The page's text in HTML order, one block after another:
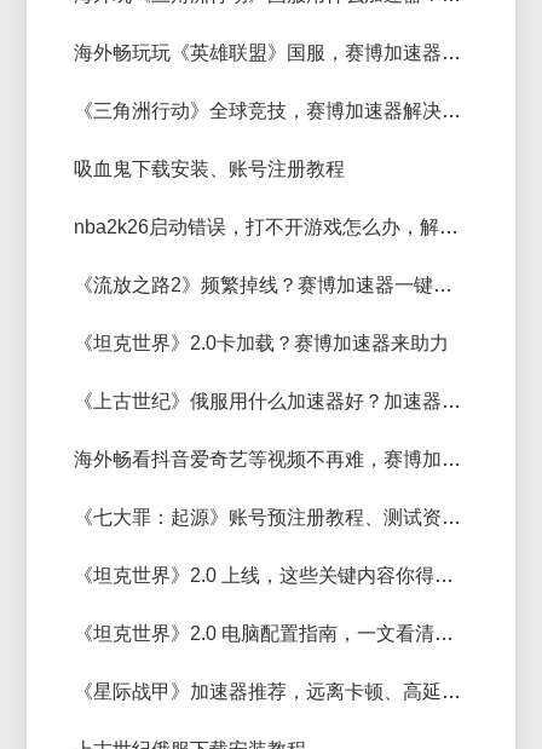
海外畅玩玩《英雄联盟》国服，赛博加速器为你排忧解难
《三角洲行动》全球竞技，赛博加速器解决国内玩家网络困扰
吸血鬼下载安装、账号注册教程
nba2k26启动错误，打不开游戏怎么办，解决方法来了
《流放之路2》频繁掉线？赛博加速器一键解决
《坦克世界》2.0卡加载？赛博加速器来助力
《上古世纪》俄服用什么加速器好？加速器推荐
海外畅看抖音爱奇艺等视频不再难，赛博加速器来助力
《七大罪：起源》账号预注册教程、测试资格申请详细教程
《坦克世界》2.0 上线，这些关键内容你得关注
《坦克世界》2.0 电脑配置指南，一文看清能否畅玩
《星际战甲》加速器推荐，远离卡顿、高延迟网络问题